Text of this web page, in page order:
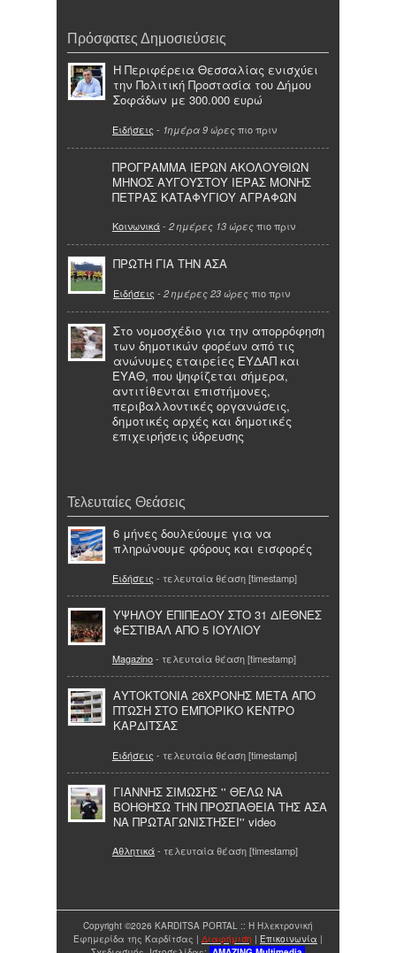
Πρόσφατες Δημοσιεύσεις
Η Περιφέρεια Θεσσαλίας ενισχύει
την Πολιτική Προστασία του Δήμου
Σοφάδων με 300.000 ευρώ
Ειδήσεις - 1ημέρα 9 ώρες πιο πριν
ΠΡΟΓΡΑΜΜΑ ΙΕΡΩΝ ΑΚΟΛΟΥΘΙΩΝ
ΜΗΝΟΣ ΑΥΓΟΥΣΤΟΥ ΙΕΡΑΣ ΜΟΝΗΣ
ΠΕΤΡΑΣ ΚΑΤΑΦΥΓΙΟΥ ΑΓΡΑΦΩΝ
Κοινωνικά- 2 ημέρες 13 ώρες πιο πριν
ΠΡΩΤΗ ΓΙΑ ΤΗΝ ΑΣΑ
Ειδήσεις - 2 ημέρες 23 ώρες πιο πριν
Στο νομοσχέδιο για την απορρόφηση
των δημοτικών φορέων από τις
ανώνυμες εταιρείες ΕΥΔΑΠ και
ΕΥΑΘ, που ψηφίζεται σήμερα,
αντιτίθενται επιστήμονες,
περιβαλλοντικές οργανώσεις,
δημοτικές αρχές και δημοτικές
επιχειρήσεις ύδρευσης
Τελευταίες Θεάσεις
6 μήνες δουλεύουμε για να
πληρώνουμε φόρους και εισφορές
Ειδήσεις - τελευταία θέαση [timestamp]
ΥΨΗΛΟΥ ΕΠΙΠΕΔΟΥ ΣΤΟ 31 ΔΙΕΘΝΕΣ
ΦΕΣΤΙΒΑΛ ΑΠΟ 5 ΙΟΥΛΙΟΥ
Magazino- τελευταία θέαση [timestamp]
ΑΥΤΟΚΤΟΝΙΑ 26ΧΡΟΝΗΣ ΜΕΤΑ ΑΠΟ
ΠΤΩΣΗ ΣΤΟ ΕΜΠΟΡΙΚΟ ΚΕΝΤΡΟ
ΚΑΡΔΙΤΣΑΣ
Ειδήσεις - τελευταία θέαση [timestamp]
ΓΙΑΝΝΗΣ ΣΙΜΩΣΗΣ '' ΘΕΛΩ ΝΑ
ΒΟΗΘΗΣΩ ΤΗΝ ΠΡΟΣΠΑΘΕΙΑ ΤΗΣ ΑΣΑ
ΝΑ ΠΡΩΤΑΓΩΝΙΣΤΗΣΕΙ'' video
Αθλητικά- τελευταία θέαση [timestamp]
Copyright ©2026 KARDITSA PORTAL :: Η Ηλεκτρονική
Εφημερίδα της Καρδίτσας | Διαφήμιση | Επικοινωνία |